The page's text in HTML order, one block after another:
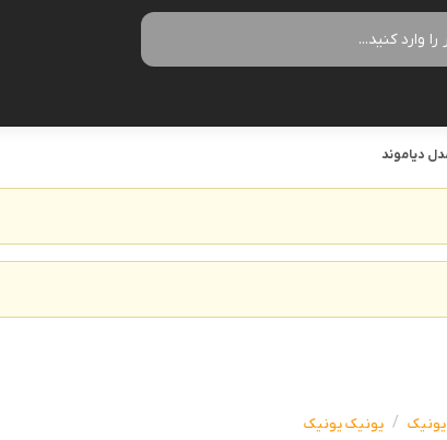
زودپز
آون توستر
تستر نان
گریل آبمیوه
یونیک / یونیک یونیک